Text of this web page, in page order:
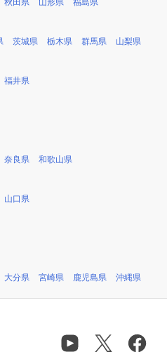
秋田県 山形県 福島県
茨城県 栃木県 群馬県 山梨県
福井県
奈良県 和歌山県
山口県
大分県 宮崎県 鹿児島県 沖縄県